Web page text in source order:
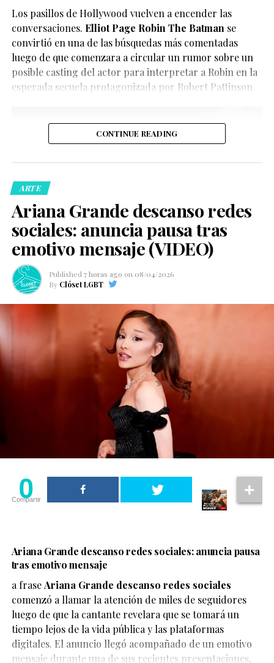
Los pasillos de Hollywood vuelven a encender las
conversaciones. Elliot Page Robin The Batman se
convirtió en una de las búsquedas más comentadas
luego de que comenzara a circular un rumor sobre un
posible casting del actor para interpretar a Robin en la
esperada secuela protagonizada por Robert Pattinson.
Hasta el momento,no existe una confirmación oficial
por parte de DC Studios, Warner Bros. o el director
Matt Reeves. Sin embargo, la versión ha sido suficiente
CONTINUE READING
ARTE
Ariana Grande descanso redes
sociales: anuncia pausa tras
emotivo mensaje (VIDEO)
Published 7 horas ago on 08/04/2026
By Clóset LGBT
0
Compartir
Ariana Grande descanso redes sociales: anuncia pausa
tras emotivo mensaje
a fraseAriana Grande descanso redes sociales
comenzó a llamar la atención de miles de seguidores
luego de que la cantante revelara que se tomará un
tiempo lejos de la vida pública y las plataformas
digitales. El anuncio llegó acompañado de un emotivo
mensaje durante una de sus recientes presentaciones,